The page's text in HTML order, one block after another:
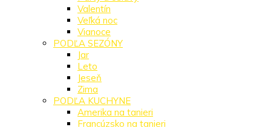
Valentín
Veľká noc
Vianoce
PODĽA SEZÓNY
Jar
Leto
Jeseň
Zima
PODĽA KUCHYNE
Amerika na tanieri
Francúzsko na tanieri